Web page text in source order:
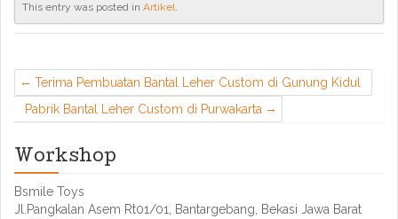
This entry was posted in Artikel.
Terima Pembuatan Bantal Leher Custom di Gunung Kidul
Pabrik Bantal Leher Custom di Purwakarta
Workshop
Bsmile Toys
Jl.Pangkalan Asem Rt01/01, Bantargebang, Bekasi Jawa Barat